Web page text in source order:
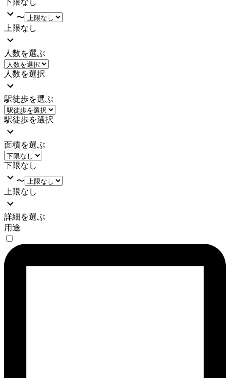
〜
上限なし
人数を選ぶ
人数を選択
駅徒歩を選ぶ
駅徒歩を選択
面積を選ぶ
下限なし
〜
上限なし
詳細を選ぶ
用途